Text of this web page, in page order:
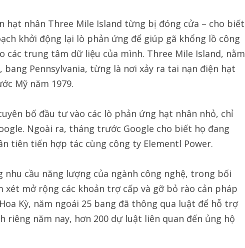
hạt nhân Three Mile Island từng bị đóng cửa – cho biết
khởi động lại lò phản ứng để giúp gã khổng lồ công
các trung tâm dữ liệu của mình. Three Mile Island, nằm
Pennsylvania, từng là nơi xảy ra tai nạn điện hạt
Mỹ năm 1979.
bố đầu tư vào các lò phản ứng hạt nhân nhỏ, chỉ
Ngoài ra, tháng trước Google cho biết họ đang
tiên tiến hợp tác cùng công ty Elementl Power.
nhu cầu năng lượng của ngành công nghệ, trong bối
xét mở rộng các khoản trợ cấp và gỡ bỏ rào cản pháp
Kỳ, năm ngoái 25 bang đã thông qua luật để hỗ trợ
năm nay, hơn 200 dự luật liên quan đến ủng hộ